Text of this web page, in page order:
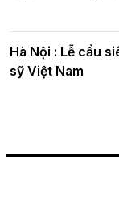
Hà Nội : Lễ cầu
sỹ Việt Nam